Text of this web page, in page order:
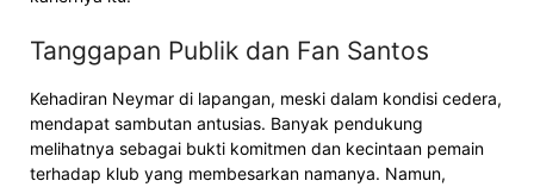
Tanggapan Publik dan Fan Santos
Kehadiran Neymar di lapangan, meski dalam kondisi cedera,
mendapat sambutan antusias. Banyak pendukung
melihatnya sebagai bukti komitmen dan kecintaan pemain
terhadap klub yang membesarkan namanya. Namun,